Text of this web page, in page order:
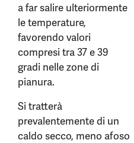
a far salire ulteriormente
le temperature,
favorendo valori
compresi tra 37 e 39
gradi nelle zone di
pianura.
Si tratterà
prevalentemente di un
caldo secco, meno afoso